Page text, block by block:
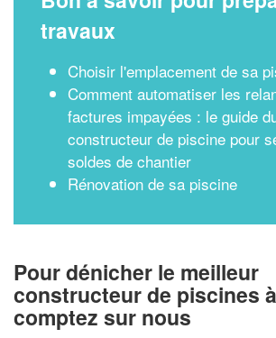
travaux
Choisir l'emplacement de sa
Comment automatiser les
factures impayées : le guide
constructeur de piscine pour
soldes de chantier
Rénovation de sa piscine
Pour dénicher le meilleur
constructeur de piscines
comptez sur nous